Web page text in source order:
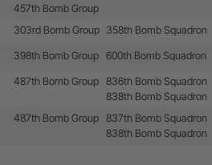
457th Bomb Group
303rd Bomb Group 358th Bomb Squadron
398th Bomb Group 600th Bomb Squadron
487th Bomb Group 836th Bomb Squadron
838th Bomb Squadron
487th Bomb Group 837th Bomb Squadron
838th Bomb Squadron